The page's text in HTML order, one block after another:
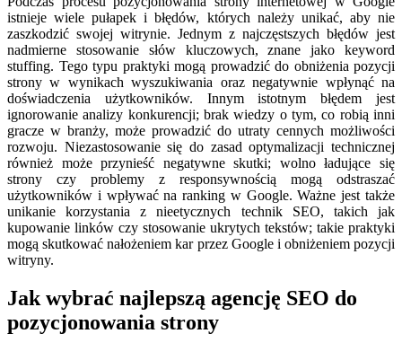
istnieje wiele pułapek i błędów, których należy unikać, aby nie
zaszkodzić swojej witrynie. Jednym z najczęstszych błędów jest
nadmierne stosowanie słów kluczowych, znane jako keyword
stuffing. Tego typu praktyki mogą prowadzić do obniżenia pozycji
strony w wynikach wyszukiwania oraz negatywnie wpłynąć na
doświadczenia użytkowników. Innym istotnym błędem jest
ignorowanie analizy konkurencji; brak wiedzy o tym, co robią inni
gracze w branży, może prowadzić do utraty cennych możliwości
rozwoju. Niezastosowanie się do zasad optymalizacji technicznej
również może przynieść negatywne skutki; wolno ładujące się
strony czy problemy z responsywnością mogą odstraszać
użytkowników i wpływać na ranking w Google. Ważne jest także
unikanie korzystania z nieetycznych technik SEO, takich jak
kupowanie linków czy stosowanie ukrytych tekstów; takie praktyki
mogą skutkować nałożeniem kar przez Google i obniżeniem pozycji
witryny.
Jak wybrać najlepszą agencję SEO do
pozycjonowania strony